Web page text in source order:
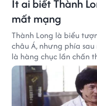
Ít ai biết Thành
mất mạng
Thành Long là biểu
châu Á, nhưng phía
là hàng chục lần chấn